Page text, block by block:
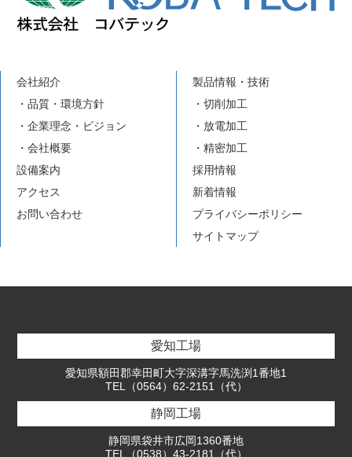
会社紹介
・品質・環境方針
・企業理念・ビジョン
・会社概要
製品情報・技術
・切削加工
・放電加工
・精密加工
設備案内
アクセス
お問い合わせ
採用情報
新着情報
プライバシーポリシー
サイトマップ
愛知工場
愛知県額田郡幸田町大字深溝字馬洗渕1番地1
TEL（0564）62-2151（代）
静岡工場
静岡県袋井市広岡1360番地
TEL（0538）43-2181（代）